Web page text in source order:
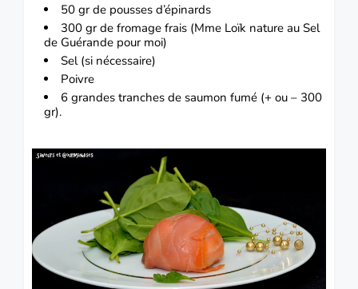
50 gr de pousses d’épinards
300 gr de fromage frais (Mme Loïk nature au Sel
de Guérande pour moi)
Sel (si nécessaire)
Poivre
6 grandes tranches de saumon fumé (+ ou – 300
gr).